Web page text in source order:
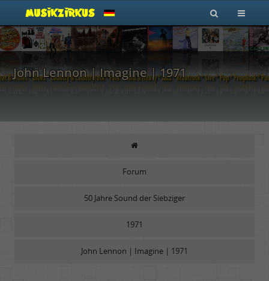
John Lennon | Imagine | 1971
Forum
50 Jahre Sound der Siebziger
1971
John Lennon | Imagine | 1971